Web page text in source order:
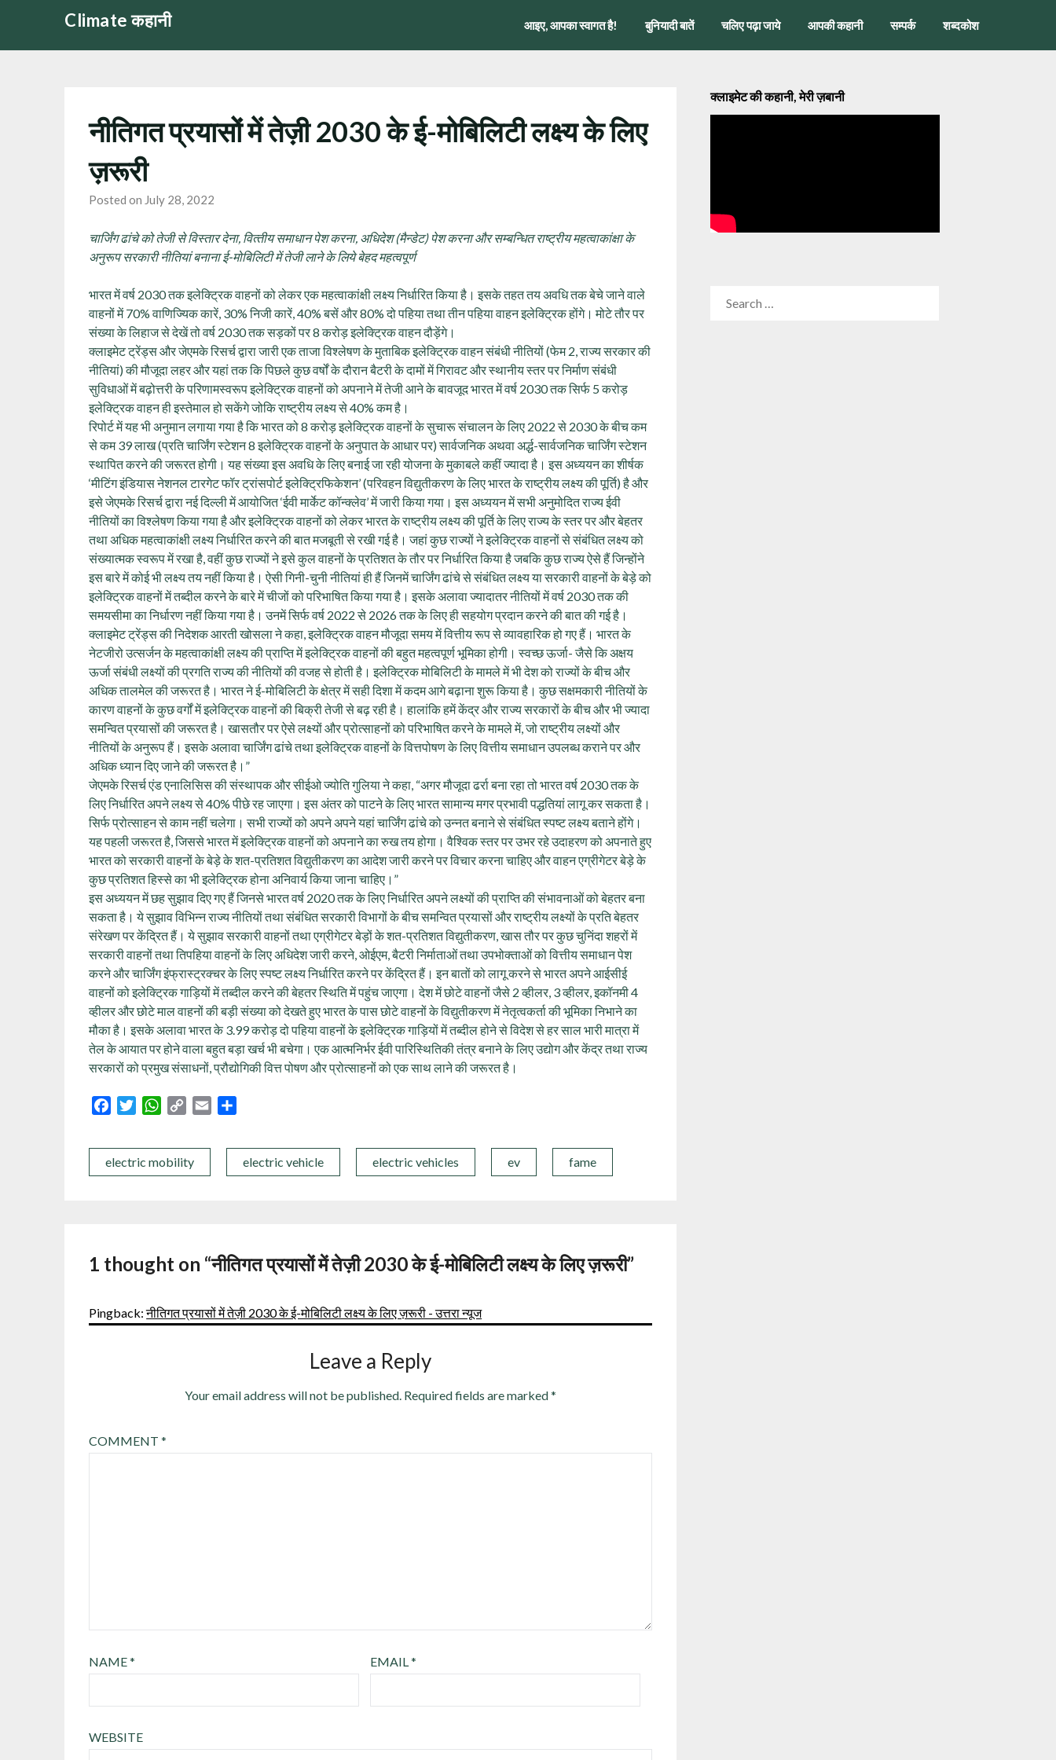
content
Climate कहानी आइए, आपका स्वागत है! बुनियादी बातें चलिए पढ़ा जाये आपकी कहानी सम्पर्क शब्दकोश
नीतिगत प्रयासों में तेज़ी 2030 के ई-मोबिलिटी लक्ष्‍य के लिए
ज़रूरी
Posted on July 28, 2022
चार्जिंग ढांचे को तेजी से विस्‍तार देना, वित्‍तीय समाधान पेश करना, अधिदेश (मैन्‍डेट) पेश करना और सम्‍बन्धित राष्‍ट्रीय महत्‍वाकांक्षा के
अनुरूप सरकारी नीतियां बनाना ई-मोबिलिटी में तेजी लाने के लिये बेहद महत्‍वपूर्ण
भारत में वर्ष 2030 तक इलेक्ट्रिक वाहनों को लेकर एक महत्वाकांक्षी लक्ष्य निर्धारित किया है। इसके तहत तय अवधि तक बेचे जाने वाले
वाहनों में 70% वाणिज्यिक कारें, 30% निजी कारें, 40% बसें और 80% दो पहिया तथा तीन पहिया वाहन इलेक्ट्रिक होंगे। मोटे तौर पर
संख्या के लिहाज से देखें तो वर्ष 2030 तक सड़कों पर 8 करोड़ इलेक्ट्रिक वाहन दौड़ेंगे।
क्लाइमेट ट्रेंड्स और जेएमके रिसर्च द्वारा जारी एक ताजा विश्लेषण के मुताबिक इलेक्ट्रिक वाहन संबंधी नीतियों (फेम 2, राज्य सरकार की
नीतियां) की मौजूदा लहर और यहां तक कि पिछले कुछ वर्षों के दौरान बैटरी के दामों में गिरावट और स्थानीय स्तर पर निर्माण संबंधी
सुविधाओं में बढ़ोत्तरी के परिणामस्वरूप इलेक्ट्रिक वाहनों को अपनाने में तेजी आने के बावजूद भारत में वर्ष 2030 तक सिर्फ 5 करोड़
इलेक्ट्रिक वाहन ही इस्तेमाल हो सकेंगे जोकि राष्ट्रीय लक्ष्य से 40% कम है।
रिपोर्ट में यह भी अनुमान लगाया गया है कि भारत को 8 करोड़ इलेक्ट्रिक वाहनों के सुचारू संचालन के लिए 2022 से 2030 के बीच कम
से कम 39 लाख (प्रति चार्जिंग स्टेशन 8 इलेक्ट्रिक वाहनों के अनुपात के आधार पर) सार्वजनिक अथवा अर्द्ध-सार्वजनिक चार्जिंग स्टेशन
स्थापित करने की जरूरत होगी। यह संख्या इस अवधि के लिए बनाई जा रही योजना के मुकाबले कहीं ज्यादा है। इस अध्ययन का शीर्षक
‘मीटिंग इंडियास नेशनल टारगेट फॉर ट्रांसपोर्ट इलेक्ट्रिफिकेशन’ (परिवहन विद्युतीकरण के लिए भारत के राष्ट्रीय लक्ष्य की पूर्ति) है और
इसे जेएमके रिसर्च द्वारा नई दिल्ली में आयोजित ‘ईवी मार्केट कॉन्क्लेव’ में जारी किया गया। इस अध्ययन में सभी अनुमोदित राज्य ईवी
नीतियों का विश्लेषण किया गया है और इलेक्ट्रिक वाहनों को लेकर भारत के राष्ट्रीय लक्ष्य की पूर्ति के लिए राज्य के स्तर पर और बेहतर
तथा अधिक महत्वाकांक्षी लक्ष्य निर्धारित करने की बात मजबूती से रखी गई है। जहां कुछ राज्यों ने इलेक्ट्रिक वाहनों से संबंधित लक्ष्य को
संख्यात्मक स्वरूप में रखा है, वहीं कुछ राज्यों ने इसे कुल वाहनों के प्रतिशत के तौर पर निर्धारित किया है जबकि कुछ राज्य ऐसे हैं जिन्होंने
इस बारे में कोई भी लक्ष्य तय नहीं किया है। ऐसी गिनी-चुनी नीतियां ही हैं जिनमें चार्जिंग ढांचे से संबंधित लक्ष्य या सरकारी वाहनों के बेड़े को
इलेक्ट्रिक वाहनों में तब्दील करने के बारे में चीजों को परिभाषित किया गया है। इसके अलावा ज्यादातर नीतियों में वर्ष 2030 तक की
समयसीमा का निर्धारण नहीं किया गया है। उनमें सिर्फ वर्ष 2022 से 2026 तक के लिए ही सहयोग प्रदान करने की बात की गई है।
क्लाइमेट ट्रेंड्स की निदेशक आरती खोसला ने कहा, इलेक्ट्रिक वाहन मौजूदा समय में वित्तीय रूप से व्यावहारिक हो गए हैं। भारत के
नेटजीरो उत्सर्जन के महत्वाकांक्षी लक्ष्य की प्राप्ति में इलेक्ट्रिक वाहनों की बहुत महत्वपूर्ण भूमिका होगी। स्वच्छ ऊर्जा- जैसे कि अक्षय
ऊर्जा संबंधी लक्ष्यों की प्रगति राज्य की नीतियों की वजह से होती है। इलेक्ट्रिक मोबिलिटी के मामले में भी देश को राज्यों के बीच और
अधिक तालमेल की जरूरत है। भारत ने ई-मोबिलिटी के क्षेत्र में सही दिशा में कदम आगे बढ़ाना शुरू किया है। कुछ सक्षमकारी नीतियों के
कारण वाहनों के कुछ वर्गों में इलेक्ट्रिक वाहनों की बिक्री तेजी से बढ़ रही है। हालांकि हमें केंद्र और राज्य सरकारों के बीच और भी ज्यादा
समन्वित प्रयासों की जरूरत है। खासतौर पर ऐसे लक्ष्यों और प्रोत्साहनों को परिभाषित करने के मामले में, जो राष्ट्रीय लक्ष्यों और
नीतियों के अनुरूप हैं। इसके अलावा चार्जिंग ढांचे तथा इलेक्ट्रिक वाहनों के वित्तपोषण के लिए वित्तीय समाधान उपलब्ध कराने पर और
अधिक ध्यान दिए जाने की जरूरत है।”
जेएमके रिसर्च एंड एनालिसिस की संस्थापक और सीईओ ज्योति गुलिया ने कहा, “अगर मौजूदा ढर्रा बना रहा तो भारत वर्ष 2030 तक के
लिए निर्धारित अपने लक्ष्य से 40% पीछे रह जाएगा। इस अंतर को पाटने के लिए भारत सामान्य मगर प्रभावी पद्धतियां लागू कर सकता है।
सिर्फ प्रोत्साहन से काम नहीं चलेगा। सभी राज्यों को अपने अपने यहां चार्जिंग ढांचे को उन्नत बनाने से संबंधित स्पष्ट लक्ष्य बताने होंगे।
यह पहली जरूरत है, जिससे भारत में इलेक्ट्रिक वाहनों को अपनाने का रुख तय होगा। वैश्विक स्तर पर उभर रहे उदाहरण को अपनाते हुए
भारत को सरकारी वाहनों के बेड़े के शत-प्रतिशत विद्युतीकरण का आदेश जारी करने पर विचार करना चाहिए और वाहन एग्रीगेटर बेड़े के
कुछ प्रतिशत हिस्से का भी इलेक्ट्रिक होना अनिवार्य किया जाना चाहिए।”
इस अध्ययन में छह सुझाव दिए गए हैं जिनसे भारत वर्ष 2020 तक के लिए निर्धारित अपने लक्ष्यों की प्राप्ति की संभावनाओं को बेहतर बना
सकता है। ये सुझाव विभिन्न राज्य नीतियों तथा संबंधित सरकारी विभागों के बीच समन्वित प्रयासों और राष्ट्रीय लक्ष्यों के प्रति बेहतर
संरेखण पर केंद्रित हैं। ये सुझाव सरकारी वाहनों तथा एग्रीगेटर बेड़ों के शत-प्रतिशत विद्युतीकरण, खास तौर पर कुछ चुनिंदा शहरों में
सरकारी वाहनों तथा तिपहिया वाहनों के लिए अधिदेश जारी करने, ओईएम, बैटरी निर्माताओं तथा उपभोक्ताओं को वित्तीय समाधान पेश
करने और चार्जिंग इंफ्रास्ट्रक्चर के लिए स्पष्ट लक्ष्य निर्धारित करने पर केंद्रित हैं। इन बातों को लागू करने से भारत अपने आईसीई
वाहनों को इलेक्ट्रिक गाड़ियों में तब्दील करने की बेहतर स्थिति में पहुंच जाएगा। देश में छोटे वाहनों जैसे 2 व्हीलर, 3 व्हीलर, इकॉनमी 4
व्हीलर और छोटे माल वाहनों की बड़ी संख्या को देखते हुए भारत के पास छोटे वाहनों के विद्युतीकरण में नेतृत्वकर्ता की भूमिका निभाने का
मौका है। इसके अलावा भारत के 3.99 करोड़ दो पहिया वाहनों के इलेक्ट्रिक गाड़ियों में तब्दील होने से विदेश से हर साल भारी मात्रा में
तेल के आयात पर होने वाला बहुत बड़ा खर्च भी बचेगा। एक आत्मनिर्भर ईवी पारिस्थितिकी तंत्र बनाने के लिए उद्योग और केंद्र तथा राज्य
सरकारों को प्रमुख संसाधनों, प्रौद्योगिकी वित्त पोषण और प्रोत्साहनों को एक साथ लाने की जरूरत है।
FacebookTwitterWhatsApp
Copy
Email
electric mobility electric vehicle electric vehicles ev fame
1 thought on “नीतिगत प्रयासों में तेज़ी 2030 के ई-मोबिलिटी लक्ष्‍य के लिए ज़रूरी”
Pingback:नीतिगत प्रयासों में तेज़ी 2030 के ई-मोबिलिटी लक्ष्‍य के लिए ज़रूरी - उत्तरा न्यूज
Leave a Reply
Your email address will not be published. Required fields are marked*
COMMENT*
NAME* EMAIL*
WEBSITE
क्लाइमेट की कहानी, मेरी ज़बानी